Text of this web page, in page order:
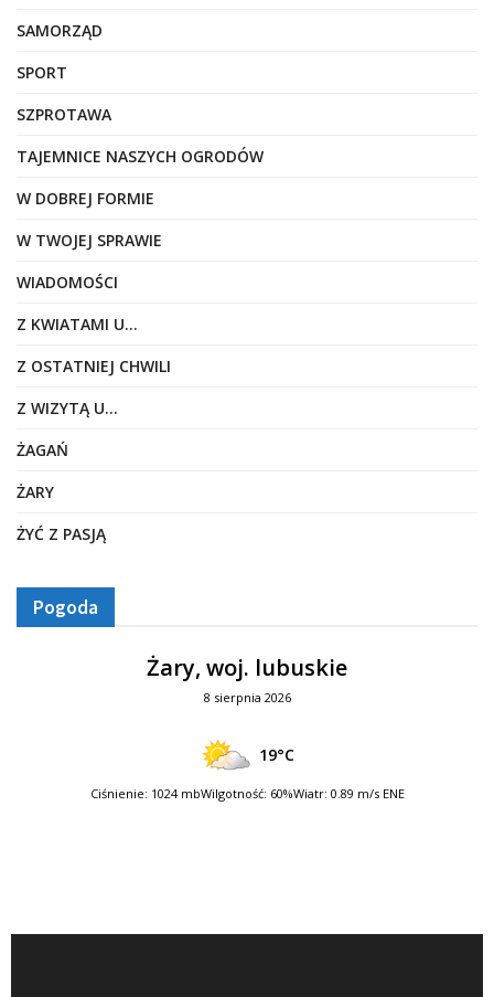
SAMORZĄD
SPORT
SZPROTAWA
TAJEMNICE NASZYCH OGRODÓW
W DOBREJ FORMIE
W TWOJEJ SPRAWIE
WIADOMOŚCI
Z KWIATAMI U…
Z OSTATNIEJ CHWILI
Z WIZYTĄ U…
ŻAGAŃ
ŻARY
ŻYĆ Z PASJĄ
Pogoda
Żary, woj. lubuskie
8 sierpnia 2026
19°C
Ciśnienie: 1024 mbWilgotność: 60%Wiatr: 0.89 m/s ENE